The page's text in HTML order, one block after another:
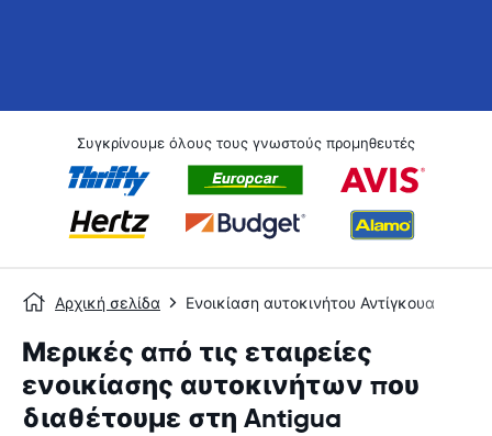
Συγκρίνουμε όλους τους γνωστούς προμηθευτές
Αρχική σελίδα Ενοικίαση αυτοκινήτου Αντίγκουα
Μερικές από τις εταιρείες
ενοικίασης αυτοκινήτων που
διαθέτουμε στη Antigua